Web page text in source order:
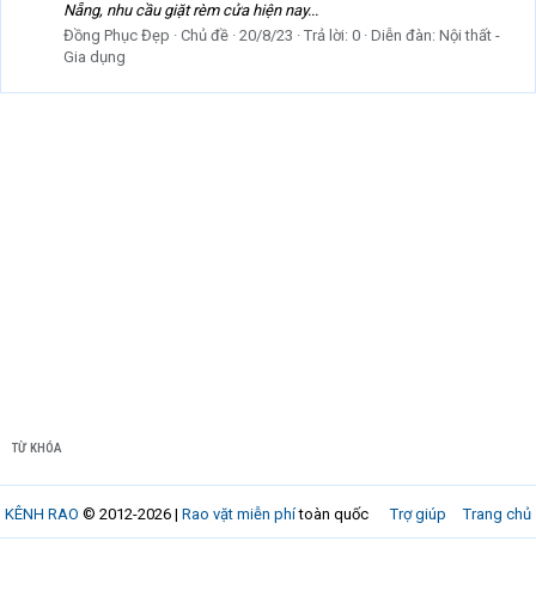
Nẵng, nhu cầu giặt rèm cửa hiện nay...
Đồng Phục Đẹp
Chủ đề 20/8/23 Trả lời: 0 Diễn đàn: Nội thất -
Gia dụng
TỪ KHÓA
Trợ giúp Trang chủ
KÊNH RAO © 2012-2026 | Rao vặt miễn phítoàn quốc